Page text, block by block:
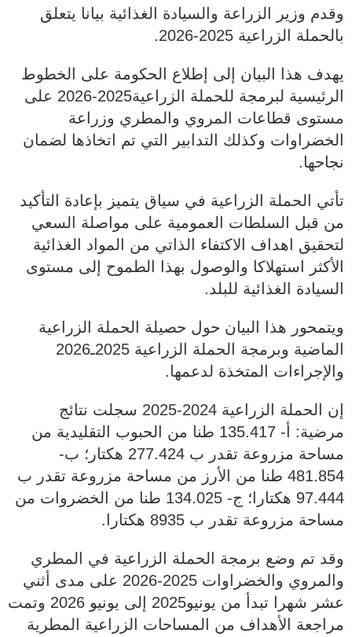
وقدم وزير الزراعة والسيادة الغذائية بيانا يتعلق
بالحملة الزراعية 2025-2026.
يهدف هذا البيان إلى إطلاع الحكومة على الخطوط
الرئيسية لبرمجة للحملة الزراعية2025-2026 على
مستوى قطاعات المروي والمطري وزراعة
الخضراوات وكذلك التدابير التي تم اتخاذها لضمان
نجاحها.
تأتي الحملة الزراعية في سياق يتميز بإعادة التأكيد
من قبل السلطات العمومية على مواصلة السعي
لتحقيق اهداف الاكتفاء الذاتي من المواد الغذائية
الأكثر استهلاكا والوصول بهذا الطموح إلى مستوى
السيادة الغذائية للبلد.
ويتمحور هذا البيان حول حصيلة الحملة الزراعية
الماضية وبرمجة الحملة الزراعية 2025ـ2026
والإجراءات المتخذة لدعمها.
إن الحملة الزراعية 2024-2025 سجلت نتائج
مرضية: أ- 135.417 طنا من الحبوب التقليدية من
مساحة مزروعة تقدر ب 277.424 هكتار؛ ب-
481.854 طنا من الأرز من مساحة مزروعة تقدر ب
97.444 هكتارا؛ ج- 134.025 طنا من الخضروات من
مساحة مزروعة تقدر ب 8935 هكتارا.
وقد تم وضع برمجة الحملة الزراعية في المطري
والمروي والخضراوات 2025-2026 على مدى أثني
عشر شهرا تبدأ من يونيو2025 إلى يونيو 2026 وتمت
مراجعة الأهداف من المساحات الزراعية المطرية